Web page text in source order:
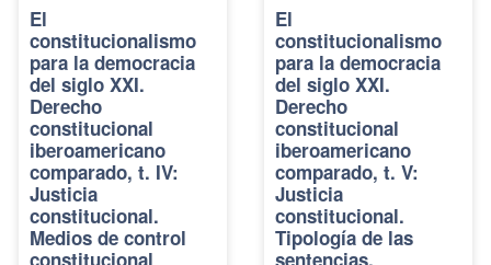
El
constitucionalismo
para la democracia
del siglo XXI.
Derecho
constitucional
iberoamericano
comparado, t. IV:
Justicia
constitucional.
Medios de control
El
constitucionalismo
para la democracia
del siglo XXI.
Derecho
constitucional
iberoamericano
comparado, t. V:
Justicia
constitucional.
Tipología de las